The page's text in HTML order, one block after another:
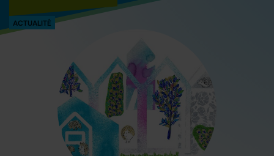
ACTUALITÉ